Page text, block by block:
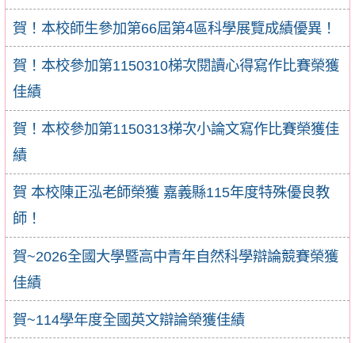
賀！本校師生參加第66屆第4區科學展覽成績優異！
賀！本校參加第1150310梯次閱讀心得寫作比賽榮獲
佳績
賀！本校參加第1150313梯次小論文寫作比賽榮獲佳
績
賀 本校陳正泓老師榮獲 嘉義縣115年度特殊優良教
師！
賀~2026全國大學暨高中青年自然科學辯論競賽榮獲
佳績
賀~114學年度全國英文辯論榮獲佳績